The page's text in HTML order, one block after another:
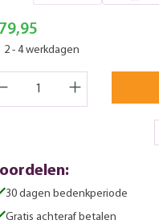
2 - 4 werkdagen
30 dagen bedenkperiode
Gratis achteraf betalen